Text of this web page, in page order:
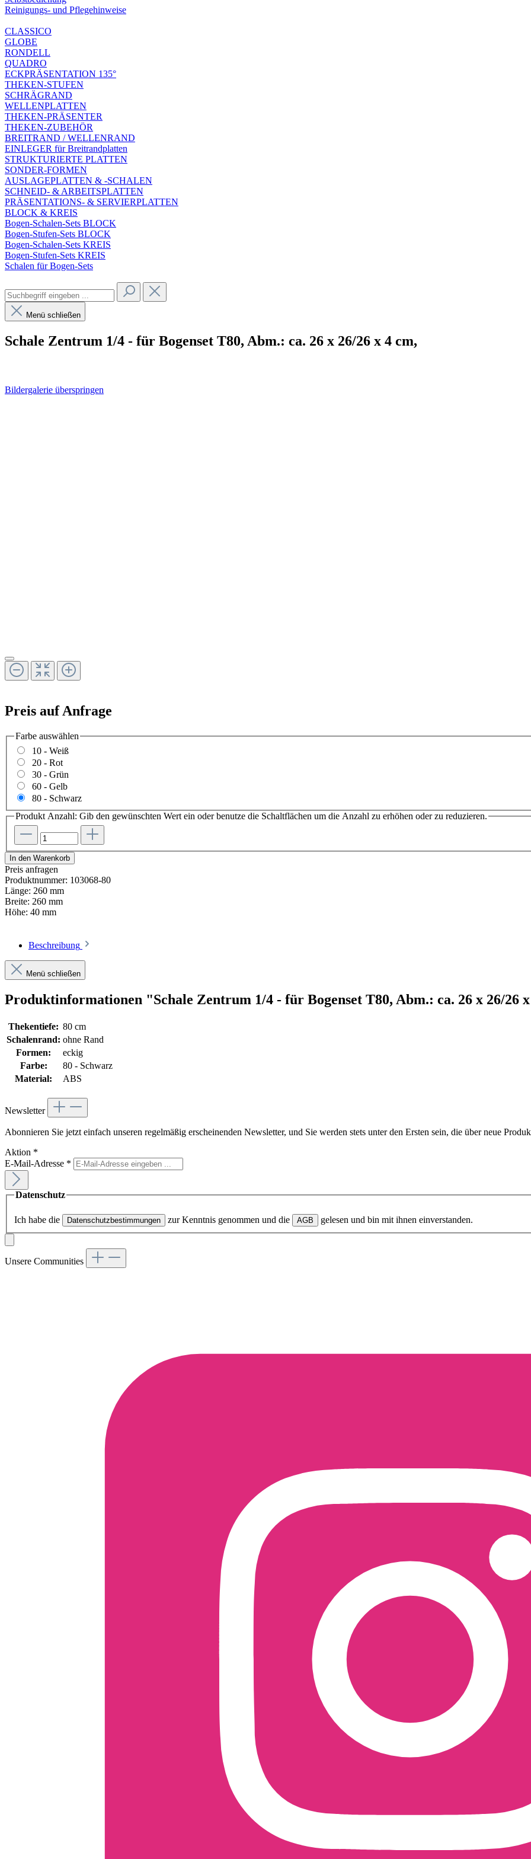
Reinigungs- und Pflegehinweise
CLASSICO
GLOBE
RONDELL
QUADRO
ECKPRÄSENTATION 135°
THEKEN-STUFEN
SCHRÄGRAND
WELLENPLATTEN
THEKEN-PRÄSENTER
THEKEN-ZUBEHÖR
BREITRAND / WELLENRAND
EINLEGER für Breitrandplatten
STRUKTURIERTE PLATTEN
SONDER-FORMEN
AUSLAGEPLATTEN & -SCHALEN
SCHNEID- & ARBEITSPLATTEN
PRÄSENTATIONS- & SERVIERPLATTEN
BLOCK & KREIS
Bogen-Schalen-Sets BLOCK
Bogen-Stufen-Sets BLOCK
Bogen-Schalen-Sets KREIS
Bogen-Stufen-Sets KREIS
Schalen für Bogen-Sets
Menü schließen
Schale Zentrum 1/4 - für Bogenset T80, Abm.: ca. 26 x 26/26 x 4 cm,
Bildergalerie überspringen
Preis auf Anfrage
Farbe auswählen
10 - Weiß
20 - Rot
30 - Grün
60 - Gelb
80 - Schwarz
Produkt Anzahl: Gib den gewünschten Wert ein oder benutze die Schaltflächen um die Anzahl zu erhöhen oder zu reduzieren.
In den Warenkorb
Preis anfragen
Produktnummer: 103068-80
Länge: 260 mm
Breite: 260 mm
Höhe: 40 mm
Beschreibung
Menü schließen
Produktinformationen "Schale Zentrum 1/4 - für Bogenset T80, Abm.: ca. 26 x 26/26
Thekentiefe: 80 cm
Schalenrand: ohne Rand
Formen:
eckig
Farbe:
80 - Schwarz
Material:
ABS
Newsletter
Abonnieren Sie jetzt einfach unseren regelmäßig erscheinenden Newsletter, und Sie werden stets unter den Ersten sein, die über neue
Aktion *
E-Mail-Adresse *
Datenschutz
Ich habe die Datenschutzbestimmungen zur Kenntnis genommen und die AGB gelesen und bin mit ihnen einverstanden.
Unsere Communities